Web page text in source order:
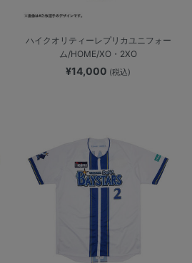
ハイクオリティーレプリカユニフォー
ム/HOME/XO・2XO
¥14,000 (税込)